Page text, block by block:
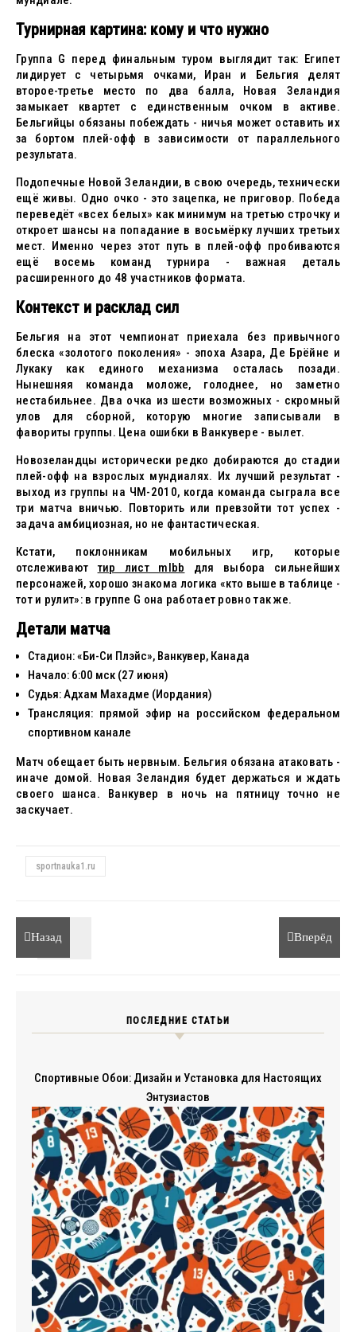
Турнирная картина: кому и что нужно
Группа G перед финальным туром выглядит так: Египет
лидирует с четырьмя очками, Иран и Бельгия делят
второе-третье место по два балла, Новая Зеландия
замыкает квартет с единственным очком в активе.
Бельгийцы обязаны побеждать - ничья может оставить их
за бортом плей-офф в зависимости от параллельного
результата.
Подопечные Новой Зеландии, в свою очередь, технически
ещё живы. Одно очко - это зацепка, не приговор. Победа
переведёт «всех белых» как минимум на третью строчку и
откроет шансы на попадание в восьмёрку лучших третьих
мест. Именно через этот путь в плей-офф пробиваются
ещё восемь команд турнира - важная деталь
расширенного до 48 участников формата.
Контекст и расклад сил
Бельгия на этот чемпионат приехала без привычного
блеска «золотого поколения» - эпоха Азара, Де Брёйне и
Лукаку как единого механизма осталась позади.
Нынешняя команда моложе, голоднее, но заметно
нестабильнее. Два очка из шести возможных - скромный
улов для сборной, которую многие записывали в
фавориты группы. Цена ошибки в Ванкувере - вылет.
Новозеландцы исторически редко добираются до стадии
плей-офф на взрослых мундиалях. Их лучший результат -
выход из группы на ЧМ-2010, когда команда сыграла все
три матча вничью. Повторить или превзойти тот успех -
задача амбициозная, но не фантастическая.
Кстати, поклонникам мобильных игр, которые
отслеживают тир лист mlbb для выбора сильнейших
персонажей, хорошо знакома логика «кто выше в таблице -
тот и рулит»: в группе G она работает ровно так же.
Детали матча
Стадион: «Би-Си Плэйс», Ванкувер, Канада
Начало: 6:00 мск (27 июня)
Судья: Адхам Махадме (Иордания)
Трансляция: прямой эфир на российском федеральном
спортивном канале
Матч обещает быть нервным. Бельгия обязана атаковать -
иначе домой. Новая Зеландия будет держаться и ждать
своего шанса. Ванкувер в ночь на пятницу точно не
заскучает.
sportnauka1.ru
Назад Вперёд
ПОСЛЕДНИЕ СТАТЬИ
Спортивные Обои: Дизайн и Установка для Настоящих
Энтузиастов